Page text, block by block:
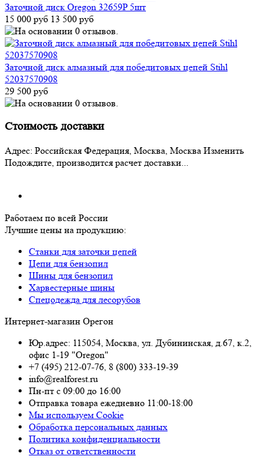
Заточной диск Oregon 32659P 5шт
15 000 руб 13 500 руб
Заточной диск алмазный для победитовых цепей Stihl
52037570908
29 500 руб
Стоимость доставки
Адрес: Российская Федерация, Москва, Москва Изменить
Подождите, производится расчет доставки...
Работаем по всей России
Лучшие цены на продукцию:
Станки для заточки цепей
Цепи для бензопил
Шины для бензопил
Харвестерные шины
Спецодежда для лесорубов
Интернет-магазин Орегон
Юр.адрес: 115054, Москва, ул. Дубининская, д.67, к.2,
офис 1-19 "Oregon"
+7 (495) 212-07-76, 8 (800) 333-19-39
info@realforest.ru
Пн-пт с 09:00 до 16:00
Отправка товара ежедневно 11:00-18:00
Мы используем Cookie
Обработка персональных данных
Политика конфиденциальности
Отказ от ответственности